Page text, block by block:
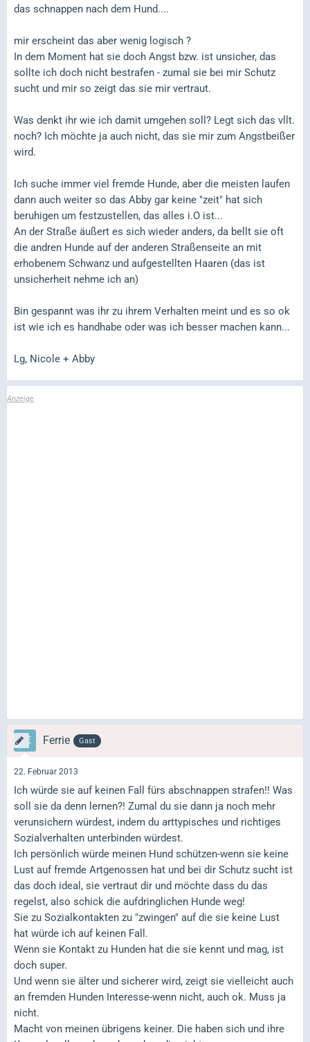
das schnappen nach dem Hund....
mir erscheint das aber wenig logisch ?
In dem Moment hat sie doch Angst bzw. ist unsicher, das
sollte ich doch nicht bestrafen - zumal sie bei mir Schutz
sucht und mir so zeigt das sie mir vertraut.
Was denkt ihr wie ich damit umgehen soll? Legt sich das vllt.
noch? Ich möchte ja auch nicht, das sie mir zum Angstbeißer
wird.
Ich suche immer viel fremde Hunde, aber die meisten laufen
dann auch weiter so das Abby gar keine "zeit" hat sich
beruhigen um festzustellen, das alles i.O ist...
An der Straße äußert es sich wieder anders, da bellt sie oft
die andren Hunde auf der anderen Straßenseite an mit
erhobenem Schwanz und aufgestellten Haaren (das ist
unsicherheit nehme ich an)
Bin gespannt was ihr zu ihrem Verhalten meint und es so ok
ist wie ich es handhabe oder was ich besser machen kann...
Lg, Nicole + Abby
Ferrie Gast
22. Februar 2013
Ich würde sie auf keinen Fall fürs abschnappen strafen!! Was
soll sie da denn lernen?! Zumal du sie dann ja noch mehr
verunsichern würdest, indem du arttypisches und richtiges
Sozialverhalten unterbinden würdest.
Ich persönlich würde meinen Hund schützen-wenn sie keine
Lust auf fremde Artgenossen hat und bei dir Schutz sucht ist
das doch ideal, sie vertraut dir und möchte dass du das
regelst, also schick die aufdringlichen Hunde weg!
Sie zu Sozialkontakten zu "zwingen" auf die sie keine Lust
hat würde ich auf keinen Fall.
Wenn sie Kontakt zu Hunden hat die sie kennt und mag, ist
doch super.
Und wenn sie älter und sicherer wird, zeigt sie vielleicht auch
an fremden Hunden Interesse-wenn nicht, auch ok. Muss ja
nicht.
Macht von meinen übrigens keiner. Die haben sich und ihre